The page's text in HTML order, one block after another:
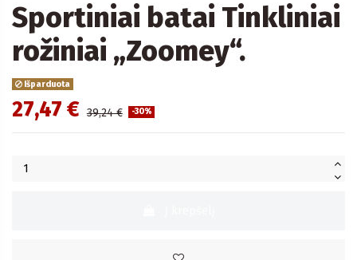
Sportiniai batai Tinkliniai
rožiniai „Zoomey“.
Išparduota
27,47 € 39,24 € -30%